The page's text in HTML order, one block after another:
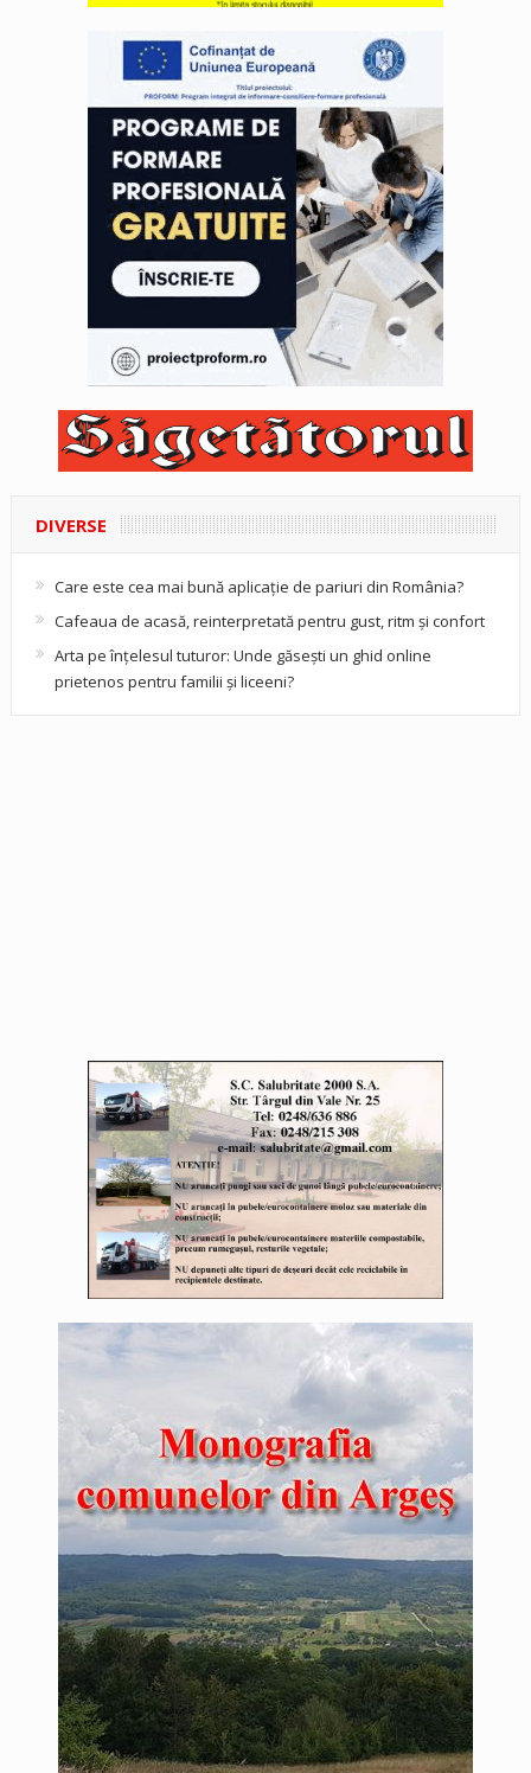
DIVERSE
Care este cea mai bună aplicație de pariuri din România?
Cafeaua de acasă, reinterpretată pentru gust, ritm și confort
Arta pe înțelesul tuturor: Unde găsești un ghid online
prietenos pentru familii și liceeni?